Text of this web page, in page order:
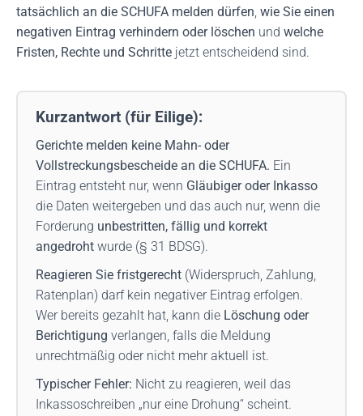
tatsächlich an die SCHUFA melden dürfen, wie Sie einen
negativen Eintrag verhindern oder löschen und welche
Fristen, Rechte und Schritte jetzt entscheidend sind.
Kurzantwort (für Eilige):
Gerichte melden keine Mahn- oder
Vollstreckungsbescheide an die SCHUFA. Ein
Eintrag entsteht nur, wenn Gläubiger oder Inkasso
die Daten weitergeben und das auch nur, wenn die
Forderung unbestritten, fällig und korrekt
angedroht wurde (§ 31 BDSG).
Reagieren Sie fristgerecht (Widerspruch, Zahlung,
Ratenplan) darf kein negativer Eintrag erfolgen.
Wer bereits gezahlt hat, kann die Löschung oder
Berichtigung verlangen, falls die Meldung
unrechtmäßig oder nicht mehr aktuell ist.
Typischer Fehler: Nicht zu reagieren, weil das
Inkassoschreiben „nur eine Drohung“ scheint.